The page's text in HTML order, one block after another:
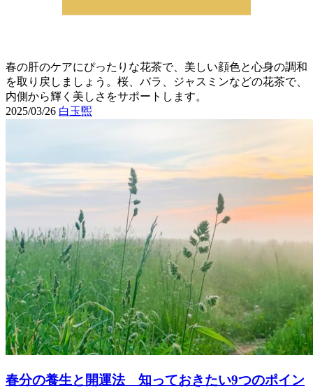
春の肝のケアにぴったりな花茶で、美しい顔色と心身の調和
を取り戻しましょう。桜、バラ、ジャスミンなどの花茶で、
内側から輝く美しさをサポートします。
2025/03/26 白玉煕
春分の養生と開運法 知っておきたい9つのポイン